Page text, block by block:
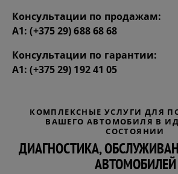
Консультации по продажам:
А1:(+375 29) 688 68 68
Консультации по гарантии:
А1:(+375 29) 192 41 05
КОМПЛЕКСНЫЕ УСЛУГИ ДЛЯ
ВАШЕГО АВТОМОБИЛЯ В
СОСТОЯНИИ
ДИАГНОСТИКА,
АВТОМОБИЛЕЙ